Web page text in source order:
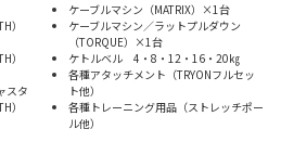
）
）
スタ
）
ケーブルマシン（MATRIX）×1台
ケーブルマシン／ラットプルダウン
（TORQUE）×1台
ケトルベル 4・8・12・16・20㎏
各種アタッチメント（TRYONフルセッ
ト他）
各種トレーニング用品（ストレッチポー
ル他）